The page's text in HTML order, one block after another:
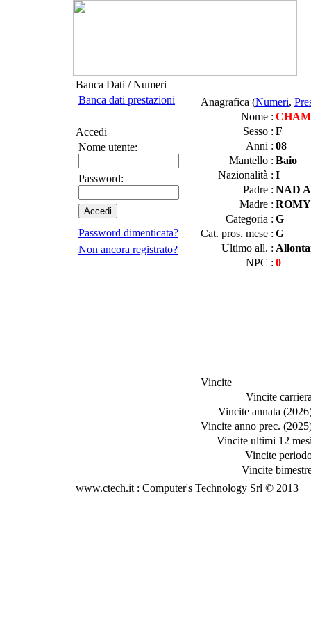
Banca Dati / Numeri
Banca dati prestazioni
Accedi
Nome utente:
Password:
Password dimenticata?
Non ancora registrato?
Anagrafica (Numeri,
Nome :
Sesso : F
Anni : 08
Mantello : Baio
Nazionalità : I
Padre : NAD
Madre :
Categoria : G
Cat. pros. mese : G
Ultimo all. :
NPC : 0
Vincite
Vincite
Vincite annata
Vincite anno prec.
Vincite ultimi 12
Vincite
Vincite
www.ctech.it : Computer's Technology Srl © 2013